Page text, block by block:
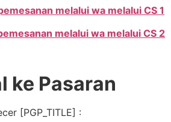
melalui wa melalui CS 1
melalui wa melalui CS 2
ke Pasaran
[PGP_TITLE] :